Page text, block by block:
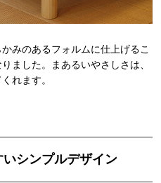
みのあるフォルムに仕上げるこ
ました。まあるいやさしさは、
れます。
シンプルデザイン